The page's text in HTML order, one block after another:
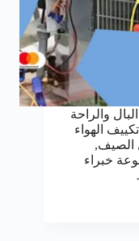
والراحة
الهواء
الصيف,
خبراء